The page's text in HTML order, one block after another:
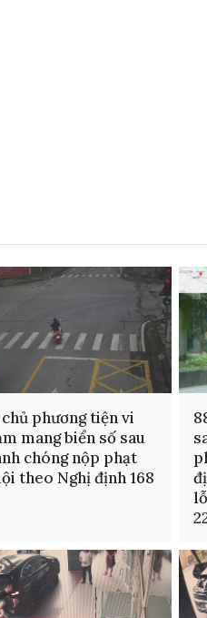
chủ phương tiện vi
mang biển số sau
chóng nộp phạt
theo Nghị định 168